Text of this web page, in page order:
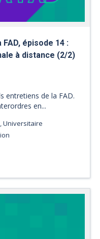
épisode 14 :
à distance (2/2)
entretiens de la FAD.
en...
Universitaire